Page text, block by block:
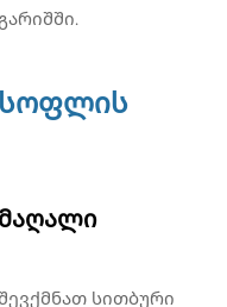
სოფლის
სითბური